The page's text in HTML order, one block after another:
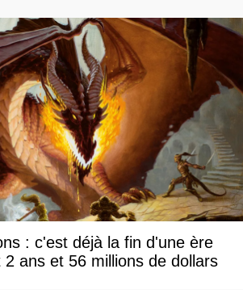
: c'est déjà la fin d'une ère
ans et 56 millions de dollars